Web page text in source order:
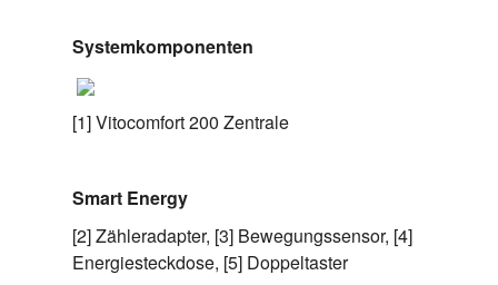
Systemkomponenten
[1] Vitocomfort 200 Zentrale
Smart Energy
[2] Zähleradapter, [3] Bewegungssensor, [4]
Energiesteckdose, [5] Doppeltaster